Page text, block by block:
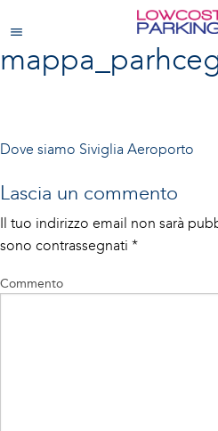
Navigazione
articoli
Dove siamo Siviglia Aeroporto
Lascia un commento
Il tuo indirizzo email non sarà
sono contrassegnati *
Commento